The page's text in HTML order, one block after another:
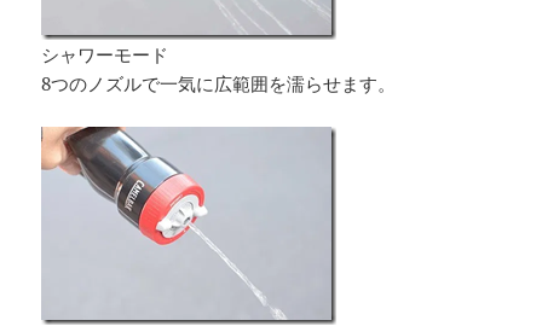
シャワーモード
8つのノズルで一気に広範囲を濡らせます。